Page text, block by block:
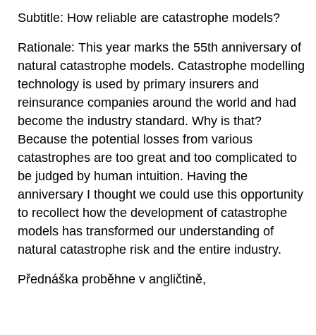
Subtitle: How reliable are catastrophe models?
Rationale: This year marks the 55th anniversary of
natural catastrophe models. Catastrophe modelling
technology is used by primary insurers and
reinsurance companies around the world and had
become the industry standard. Why is that?
Because the potential losses from various
catastrophes are too great and too complicated to
be judged by human intuition. Having the
anniversary I thought we could use this opportunity
to recollect how the development of catastrophe
models has transformed our understanding of
natural catastrophe risk and the entire industry.
Přednáška proběhne v angličtině,